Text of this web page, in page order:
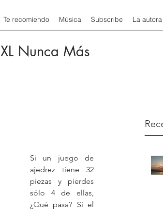
Te recomiendo Música Subscribe La autora
XL Nunca Más
Si un juego de
ajedrez tiene 32
piezas y pierdes
sólo 4 de ellas,
¿Qué pasa? Si el